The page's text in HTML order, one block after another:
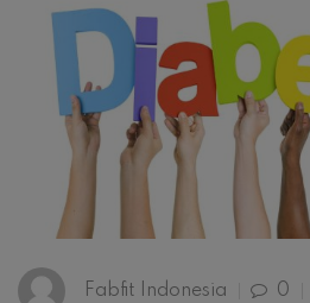
Fabfit Indonesia 0